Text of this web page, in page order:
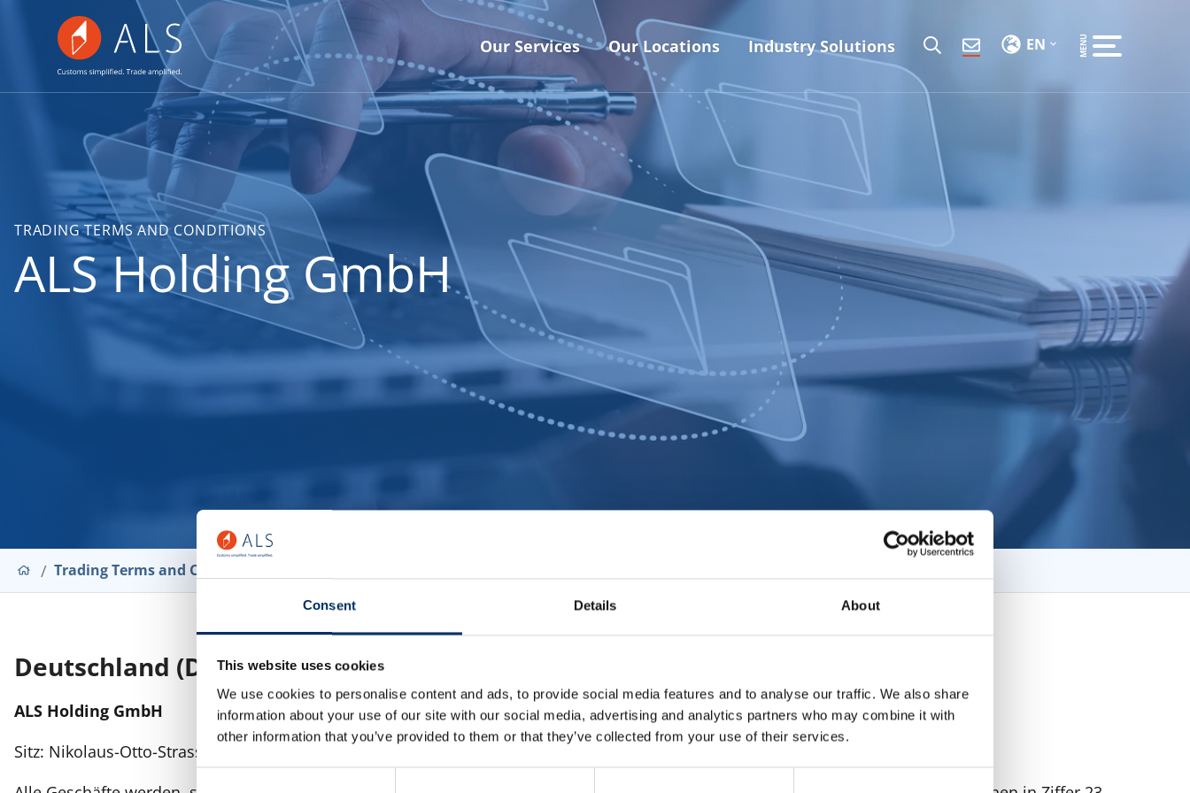
Consent Details About
This website uses cookies
We use cookies to personalise content and ads, to provide social media features and to analyse our traffic. We also share
information about your use of our site with our social media, advertising and analytics partners who may combine it with
other information that you’ve provided to them or that they’ve collected from your use of their services.
Our Services Our Locations Industry Solutions EN
ALS Holding GmbH
TRADING TERMS AND CONDITIONS
Trading Terms and Conditions
Deutschland (DE)
ALS Holding GmbH
Sitz: Nikolaus-Otto-Strasse 2, 40721, Hilden.